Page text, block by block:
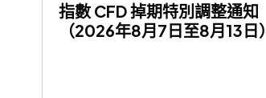
指數 CFD 掉期特別調整通知
（2026年8月7日至8月13日）